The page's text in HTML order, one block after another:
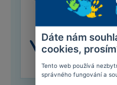
Dáte nám
cookies,
Tento web používá
správného fungování a